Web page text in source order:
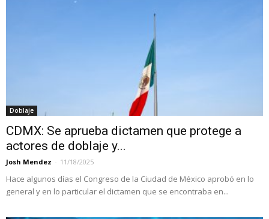
Doblaje
CDMX: Se aprueba dictamen que protege a
actores de doblaje y...
Josh Mendez - 11/18/2025
Hace algunos días el Congreso de la Ciudad de México aprobó en lo
general y en lo particular el dictamen que se encontraba en...